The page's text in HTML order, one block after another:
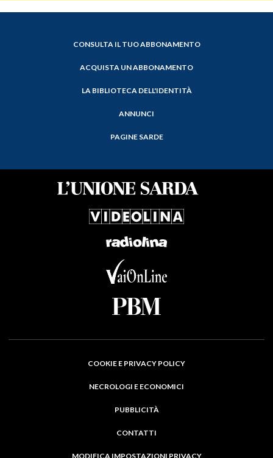
CONSULTA IL TUO ABBONAMENTO
ACQUISTA UN ABBONAMENTO
LA BIBLIOTECA DELL'IDENTITÀ
ANNUNCI
PAGINE SARDE
COOKIE E PRIVACY POLICY
NECROLOGI E ECONOMICI
PUBBLICITÀ
CONTATTI
MODIFICA IMPOSTAZIONI PRIVACY